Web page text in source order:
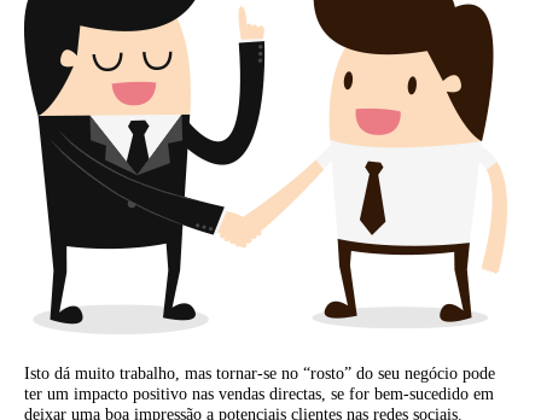
Isto dá muito trabalho, mas tornar-se no “rosto” do seu negócio pode
ter um impacto positivo nas vendas directas, se for bem-sucedido em
deixar uma boa impressão a potenciais clientes nas redes sociais.